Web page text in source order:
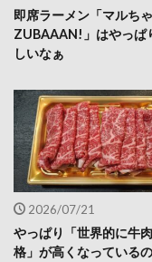
即席ラーメン「マルち
ZUBAAAN!」はやっぱ
しいなぁ
2026/07/21
やっぱり「世界的に牛
格」が高くなっているの